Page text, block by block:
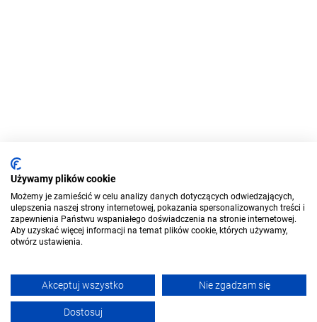
Używamy plików cookie
Możemy je zamieścić w celu analizy danych dotyczących odwiedzających,
ulepszenia naszej strony internetowej, pokazania spersonalizowanych treści i
zapewnienia Państwu wspaniałego doświadczenia na stronie internetowej.
Aby uzyskać więcej informacji na temat plików cookie, których używamy,
otwórz ustawienia.
Akceptuj wszystko Nie zgadzam się
Dostosuj